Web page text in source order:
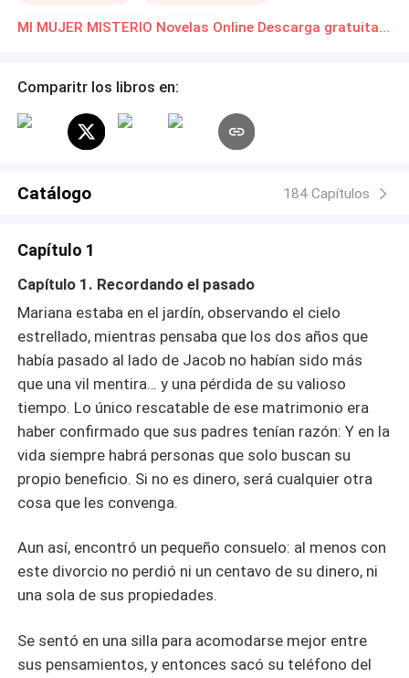
Matrimonio Exprés Traición MI MUJER MISTERIO Novelas Online Descarga gratuita de PDF
Comparitr los libros en:
Catálogo 184 Capítulos
Capítulo 1
Capítulo 1. Recordando el pasado
Mariana estaba en el jardín, observando el cielo
estrellado, mientras pensaba que los dos años que
había pasado al lado de Jacob no habían sido más
que una vil mentira… y una pérdida de su valioso
tiempo. Lo único rescatable de ese matrimonio era
haber confirmado que sus padres tenían razón: Y en la
vida siempre habrá personas que solo buscan su
propio beneficio. Si no es dinero, será cualquier otra
cosa que les convenga.
Aun así, encontró un pequeño consuelo: al menos con
este divorcio no perdió ni un centavo de su dinero, ni
una sola de sus propiedades.
Se sentó en una silla para acomodarse mejor entre
sus pensamientos, y entonces sacó su teléfono del